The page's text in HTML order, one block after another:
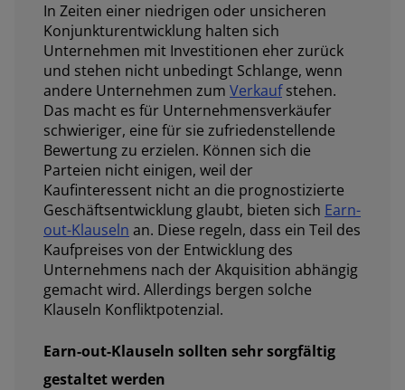
In Zeiten einer niedrigen oder unsicheren
Konjunkturentwicklung halten sich
Unternehmen mit Investitionen eher zurück
und stehen nicht unbedingt Schlange, wenn
andere Unternehmen zum Verkaufstehen.
Das macht es für Unternehmensverkäufer
schwieriger, eine für sie zufriedenstellende
Bewertung zu erzielen. Können sich die
Parteien nicht einigen, weil der
Kaufinteressent nicht an die prognostizierte
Geschäftsentwicklung glaubt, bieten sich Earn-
out-Klauseln an. Diese regeln, dass ein Teil des
Kaufpreises von der Entwicklung des
Unternehmens nach der Akquisition abhängig
gemacht wird. Allerdings bergen solche
Klauseln Konfliktpotenzial.
Earn-out-Klauseln sollten sehr sorgfältig
gestaltet werden